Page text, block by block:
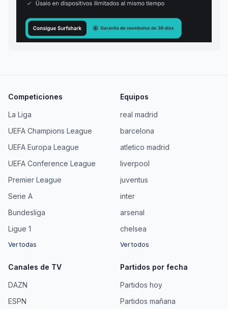
Competiciones
La Liga
UEFA Champions League
UEFA Europa League
UEFA Conference League
Premier League
Serie A
Bundesliga
Ligue 1
Ver todas
Equipos
real madrid
barcelona
atletico madrid
liverpool
juventus
inter
arsenal
chelsea
Ver todos
Canales de TV
DAZN
ESPN
Partidos por fecha
Partidos hoy
Partidos mañana